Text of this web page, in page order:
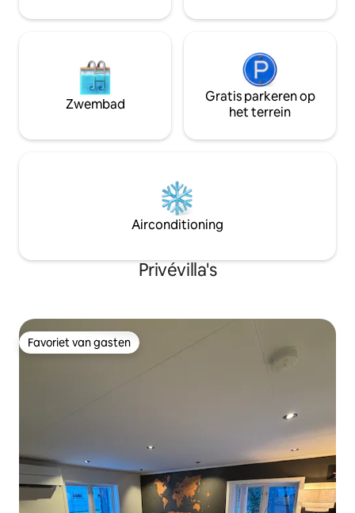
Zwembad
Gratis parkeren op
het terrein
Airconditioning
Privévilla's
Favoriet van gasten
Favoriet van gasten